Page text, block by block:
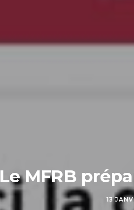
Le MFRB
13